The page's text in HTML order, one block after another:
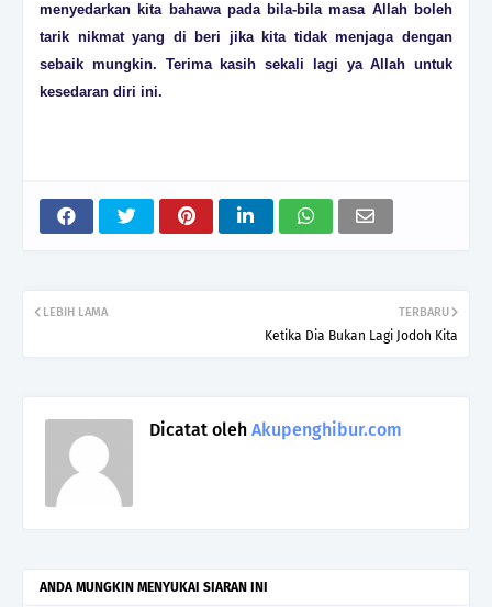
menyedarkan kita bahawa pada bila-bila masa Allah boleh
tarik nikmat yang di beri jika kita tidak menjaga dengan
sebaik mungkin. Terima kasih sekali lagi ya Allah untuk
kesedaran diri ini.
TERBARU
Ketika Dia Bukan Lagi Jodoh Kita
LEBIH LAMA
Dicatat oleh Akupenghibur.com
ANDA MUNGKIN MENYUKAI SIARAN INI